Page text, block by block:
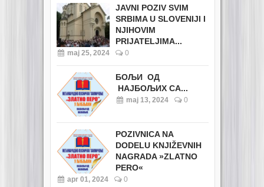
JAVNI POZIV SVIM
SRBIMA U SLOVENIJI I
NJIHOVIM
PRIJATELJIMA...
maj 25, 2024 0
БОЉИ ОД
НАЈБОЉИХ СА...
maj 13, 2024 0
POZIVNICA NA
DODELU KNJIŽEVNIH
NAGRADA »ZLATNO
PERO«
apr 01, 2024 0